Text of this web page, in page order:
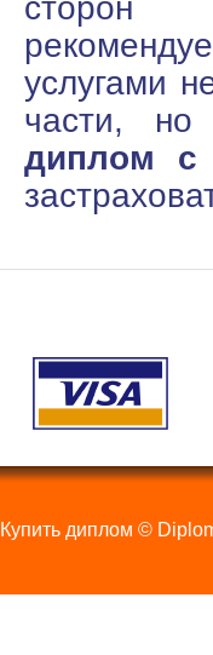
услугами
части,
диплом с
Купить диплом ©